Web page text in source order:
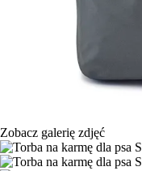
Zobacz galerię zdjęć